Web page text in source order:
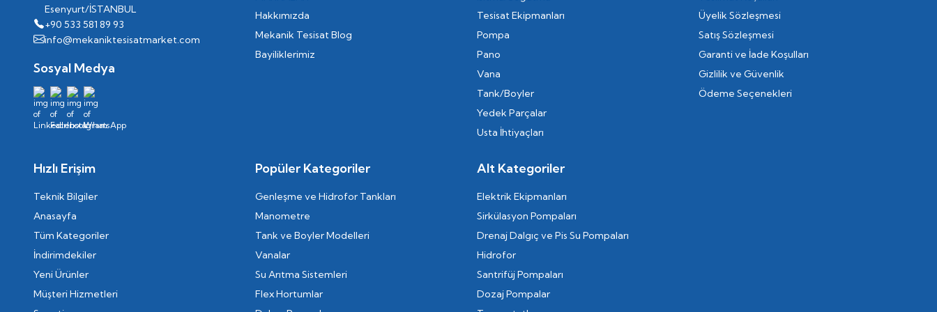
Esenyurt/İSTANBUL
+90 533 581 89 93
info@mekaniktesisatmarket.com
Sosyal Medya
Hakkımızda
Mekanik Tesisat Blog
Bayiliklerimiz
Tesisat Ekipmanları
Pompa
Pano
Vana
Tank/Boyler
Yedek Parçalar
Usta İhtiyaçları
Üyelik Sözleşmesi
Satış Sözleşmesi
Garanti ve İade Koşulları
Gizlilik ve Güvenlik
Ödeme Seçenekleri
Hızlı Erişim
Teknik Bilgiler
Anasayfa
Tüm Kategoriler
İndirimdekiler
Yeni Ürünler
Müşteri Hizmetleri
Popüler Kategoriler
Genleşme ve Hidrofor Tankları
Manometre
Tank ve Boyler Modelleri
Vanalar
Su Arıtma Sistemleri
Flex Hortumlar
Alt Kategoriler
Elektrik Ekipmanları
Sirkülasyon Pompaları
Drenaj Dalgıç ve Pis Su Pompaları
Hidrofor
Santrifüj Pompaları
Dozaj Pompalar